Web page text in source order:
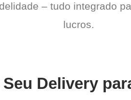
– tudo integrado
lucros.
Delivery